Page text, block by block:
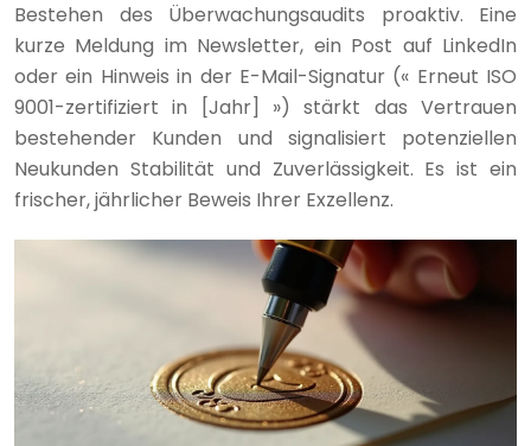
Bestehen des Überwachungsaudits proaktiv. Eine
kurze Meldung im Newsletter, ein Post auf LinkedIn
oder ein Hinweis in der E-Mail-Signatur (« Erneut ISO
9001-zertifiziert in [Jahr] ») stärkt das Vertrauen
bestehender Kunden und signalisiert potenziellen
Neukunden Stabilität und Zuverlässigkeit. Es ist ein
frischer, jährlicher Beweis Ihrer Exzellenz.